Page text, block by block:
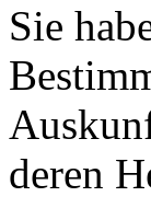
Sie
deren